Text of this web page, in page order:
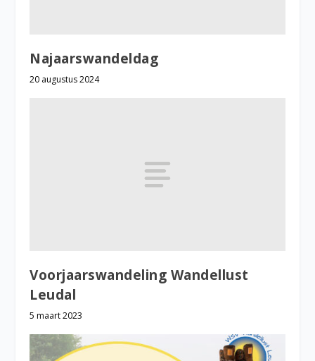
Najaarswandeldag
20 augustus 2024
Voorjaarswandeling Wandellust
Leudal
5 maart 2023